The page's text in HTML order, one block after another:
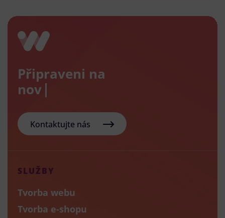
Připraveni na
nový e-sho
Kontaktujte nás
SLUŽBY
Tvorba webu
Tvorba e-shopu